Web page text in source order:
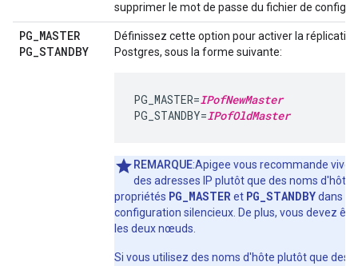
supprimer le mot de passe du fichier de
PG_MASTER
PG_STANDBY
Définissez cette option pour activer la
Postgres, sous la forme suivante:
PG_MASTER=IPofNewMaster
PG_STANDBY=IPofOldMaster
REMARQUE:Apigee vous recommande
des adresses IP plutôt que des noms d'hôte
propriétés PG_MASTERet PG_STANDBYdans
configuration silencieux. De plus, vous devez
les deux nœuds.
Si vous utilisez des noms d'hôte plutôt que des